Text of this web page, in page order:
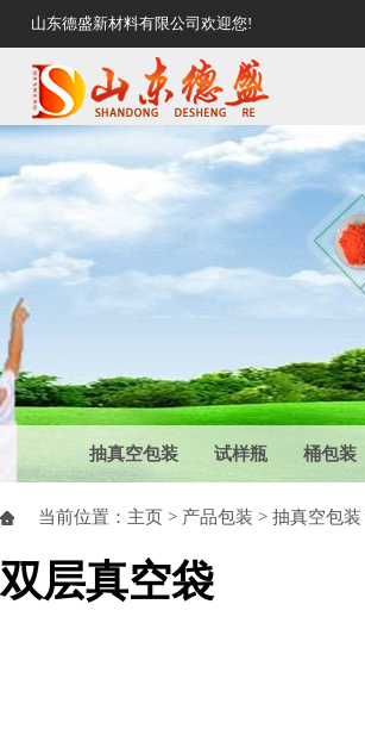
山东德盛新材料有限公司欢迎您!
抽真空包装 试样瓶 桶包装
当前位置： 主页 > 产品包装 > 抽真空包装
双层真空袋